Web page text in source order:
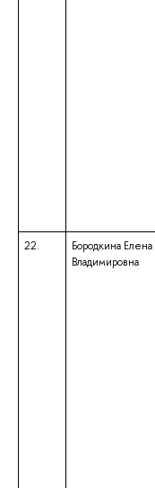
22.
Бородкина Елена
Владимировна